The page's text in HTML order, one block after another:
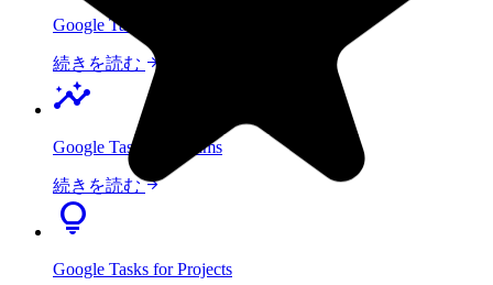
Google Tasks in Calendar
続きを読む arrow_forward
insights
Google Tasks for Teams
続きを読むarrow_forward
lightbulb
Google Tasks for Projects